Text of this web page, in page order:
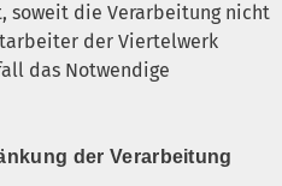
soweit die Ver­ar­bei­tung nicht
der Vier­tel­werk
das Not­wen­di­ge
der Verarbeitung